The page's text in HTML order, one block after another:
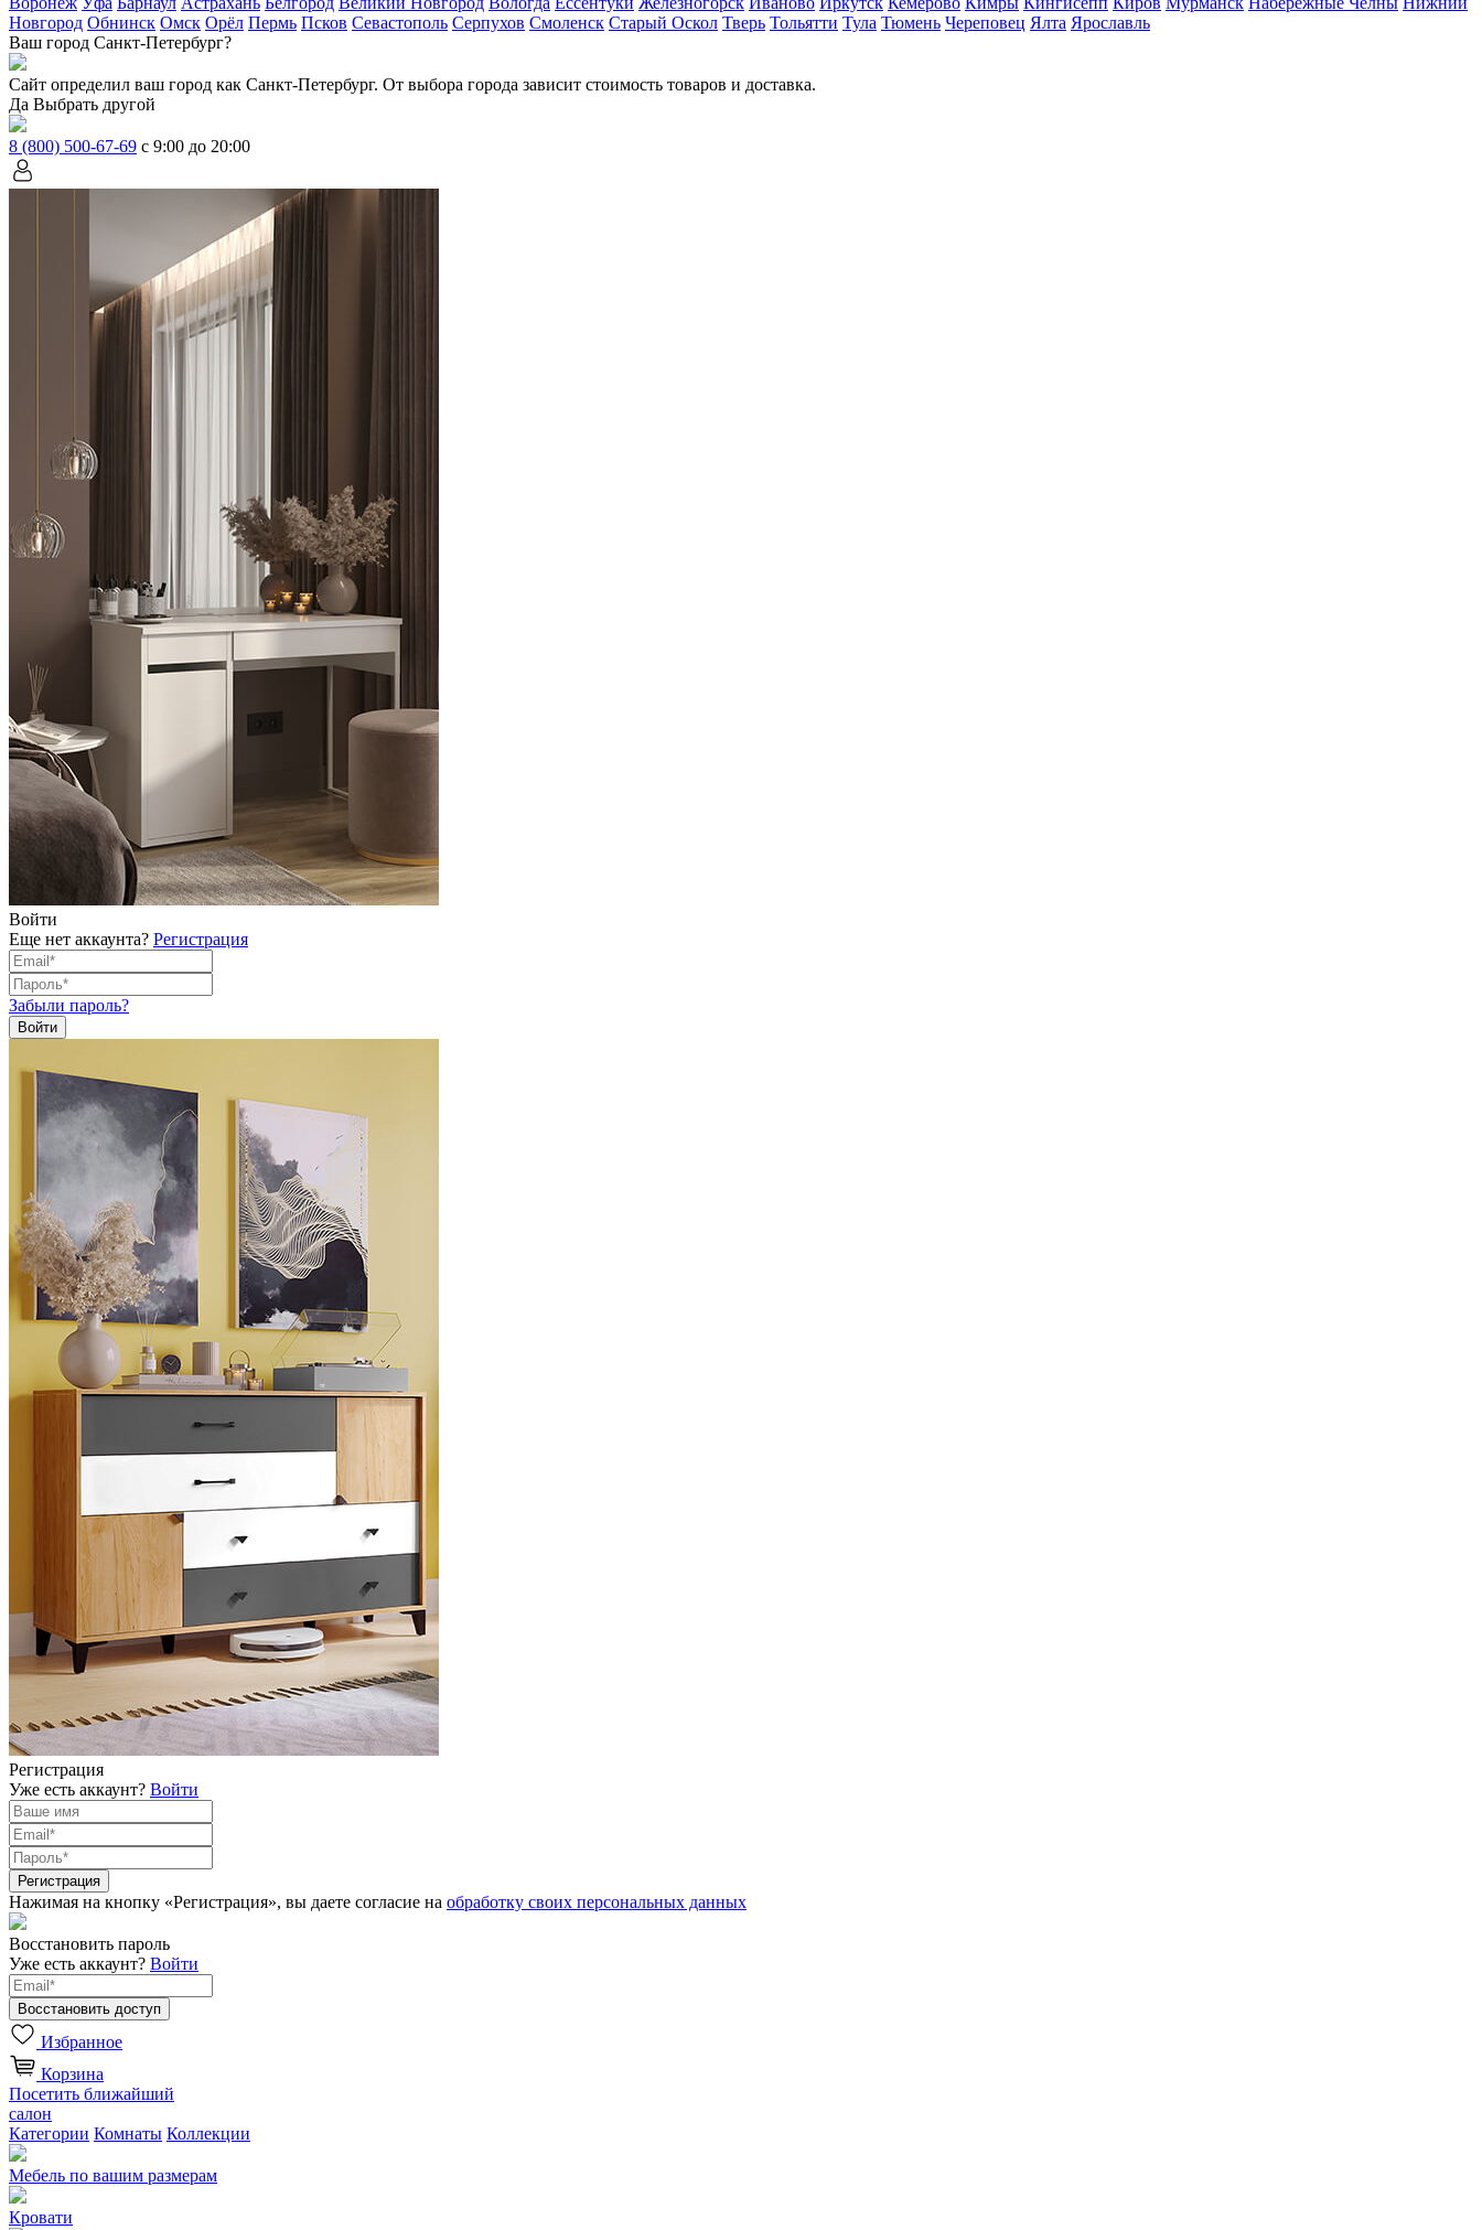
Новгород Обнинск Омск Орёл Пермь Псков Севастополь Серпухов Смоленск Старый Оскол Тверь Тольятти Тула Тюмень Череповец Ялта Ярославль
Ваш город Санкт-Петербург?
Сайт определил ваш город как Санкт-Петербург. От выбора города зависит стоимость товаров и доставка.
Да Выбрать другой
8 (800) 500-67-69 с 9:00 до 20:00
Войти
Еще нет аккаунта? Регистрация
Забыли пароль?
Регистрация
Уже есть аккаунт? Войти
Нажимая на кнопку «Регистрация», вы даете согласие на обработку своих персональных данных
Восстановить пароль
Уже есть аккаунт? Войти
Избранное
Корзина
Посетить ближайший
салон
Категории Комнаты Коллекции
Мебель по вашим размерам
Кровати